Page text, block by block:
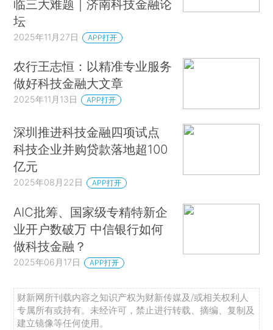
临三大难题｜济南科技金融论
坛
2025年11月27日 APP打开
农行王志恒：以精准专业服务
做好科技金融大文章
2025年11月13日 APP打开
深圳推进科技金融四项试点
科技企业并购贷款落地超100
亿元
2025年08月22日 APP打开
AIC批筹、国家级专精特新企
业开户数破万 中信银行如何
做科技金融？
2025年06月17日 APP打开
财新网所刊载内容之知识产权为财新传媒及/或相关权利人
专属所有或持有。未经许可，禁止进行转载、摘编、复制及
建立镜像等任何使用。